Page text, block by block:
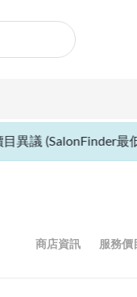
異議 (SalonFinder最低
商店資訊 服務價